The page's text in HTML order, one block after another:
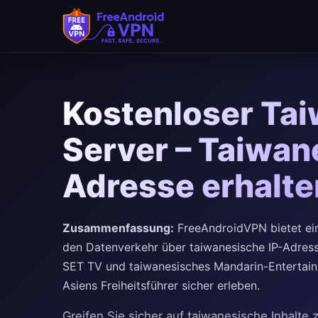
Kostenloser
Server –
Adresse
Zusammenfassung: FreeAndroidVPN bietet
den Datenverkehr über taiwanesische IP-
SET TV und taiwanesisches Mandarin-
Asiens Freiheitsführer sicher erleben.